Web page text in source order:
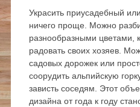
Украсить приусадебный
ничего проще. Можно
разнообразными цветами,
радовать своих хозяев.
садовых дорожек или
соорудить альпийскую
зависть соседям. Этот
дизайна от года к году